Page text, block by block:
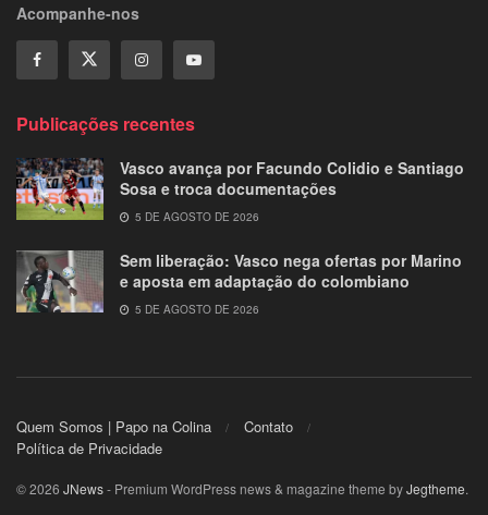
Acompanhe-nos
Publicações recentes
Vasco avança por Facundo Colidio e Santiago
Sosa e troca documentações
5 DE AGOSTO DE 2026
Sem liberação: Vasco nega ofertas por Marino
e aposta em adaptação do colombiano
5 DE AGOSTO DE 2026
Quem Somos | Papo na Colina
Contato
Política de Privacidade
© 2026 JNews- Premium WordPress news & magazine theme byJegtheme.